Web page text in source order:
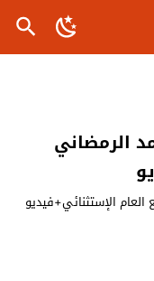
الرمضاني